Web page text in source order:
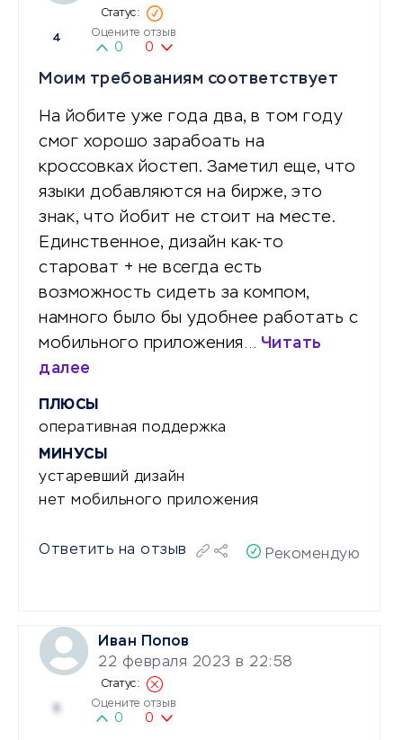
4 Оцените отзыв
0 0
Моим требованиям соответствует
На йобите уже года два, в том году
смог хорошо зарабоать на
кроссовках йостеп. Заметил еще, что
языки добавляются на бирже, это
знак, что йобит не стоит на месте.
Единственное, дизайн как-то
староват + не всегда есть
возможность сидеть за компом,
намного было бы удобнее работать с
мобильного приложения… Читать
далее
ПЛЮСЫ
оперативная поддержка
МИНУСЫ
устаревший дизайн
нет мобильного приложения
Ответить на отзыв Рекомендую
Иван Попов
22 февраля 2023 в 22:58
Оцените отзыв
0 0